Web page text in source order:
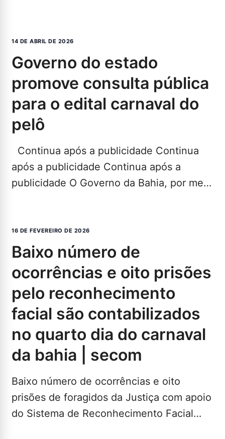
14 DE ABRIL DE 2026
governo do estado
promove consulta pública
para o edital carnaval do
pelô
Continua após a publicidade Continua
após a publicidade Continua após a
publicidade O Governo da Bahia, por meio
16 DE FEVEREIRO DE 2026
baixo número de
ocorrências e oito prisões
pelo reconhecimento
facial são contabilizados
no quarto dia do carnaval
da bahia | secom
Baixo número de ocorrências e oito
prisões de foragidos da Justiça com apoio
do Sistema de Reconhecimento Facial